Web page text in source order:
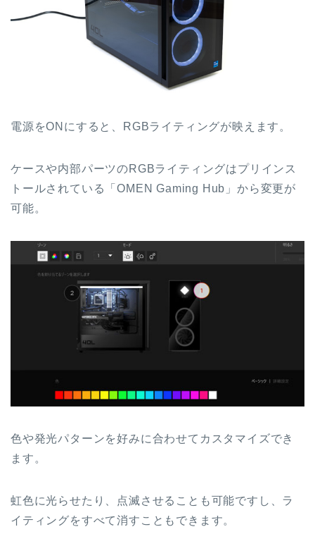
電源をONにすると、RGBライティングが映えます。
ケースや内部パーツのRGBライティングはプリインス
トールされている「OMEN Gaming Hub」から変更が
可能。
色や発光パターンを好みに合わせてカスタマイズでき
ます。
虹色に光らせたり、点滅させることも可能ですし、ラ
イティングをすべて消すこともできます。